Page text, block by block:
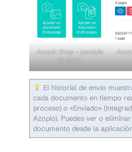
Azopio Snap – pantalla
de inicio
El historial de envío
cada documento en tiempo
proceso) o «Enviado»
Azopio). Puedes ver o
documento desde la